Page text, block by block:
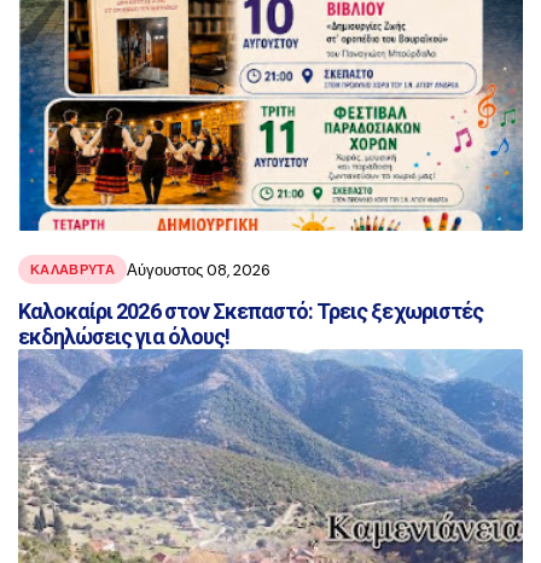
ΚΑΛΑΒΡΥΤΑ Αύγουστος 08, 2026
Καλοκαίρι 2026 στον Σκεπαστό: Τρεις ξεχωριστές
εκδηλώσεις για όλους!